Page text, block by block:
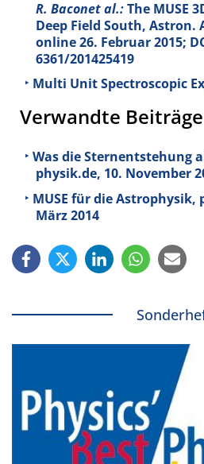
R. Baconet al.:The MUSE
Deep Field South, Astron.
online 26. Februar 2015;
6361/201425419
Multi Unit Spectroscopic
Verwandte Beiträge
Was die Sternentstehung
physik.de, 10. November
MUSE für die Astrophysik,
März 2014